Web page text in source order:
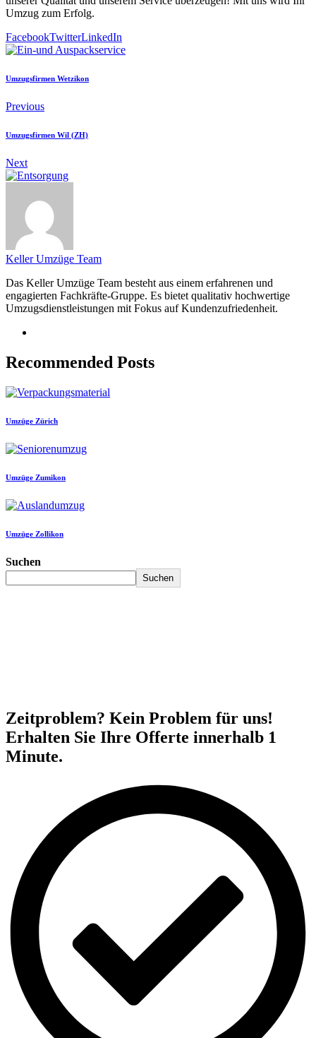
Umzug zum Erfolg.
FacebookTwitterLinkedIn
Umzugsfirmen Wetzikon
Previous
Umzugsfirmen Wil (ZH)
Next
Keller Umzüge Team
Das Keller Umzüge Team besteht aus einem erfahrenen und
engagierten Fachkräfte-Gruppe. Es bietet qualitativ hochwertige
Umzugsdienstleistungen mit Fokus auf Kundenzufriedenheit.
Recommended Posts
Umzüge Zürich
Umzüge Zumikon
Umzüge Zollikon
Suchen
Suchen
Zeitproblem? Kein Problem für uns!
Erhalten Sie Ihre Offerte innerhalb 1
Minute.